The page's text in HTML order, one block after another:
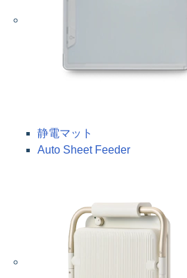
静電マット
Auto Sheet Feeder